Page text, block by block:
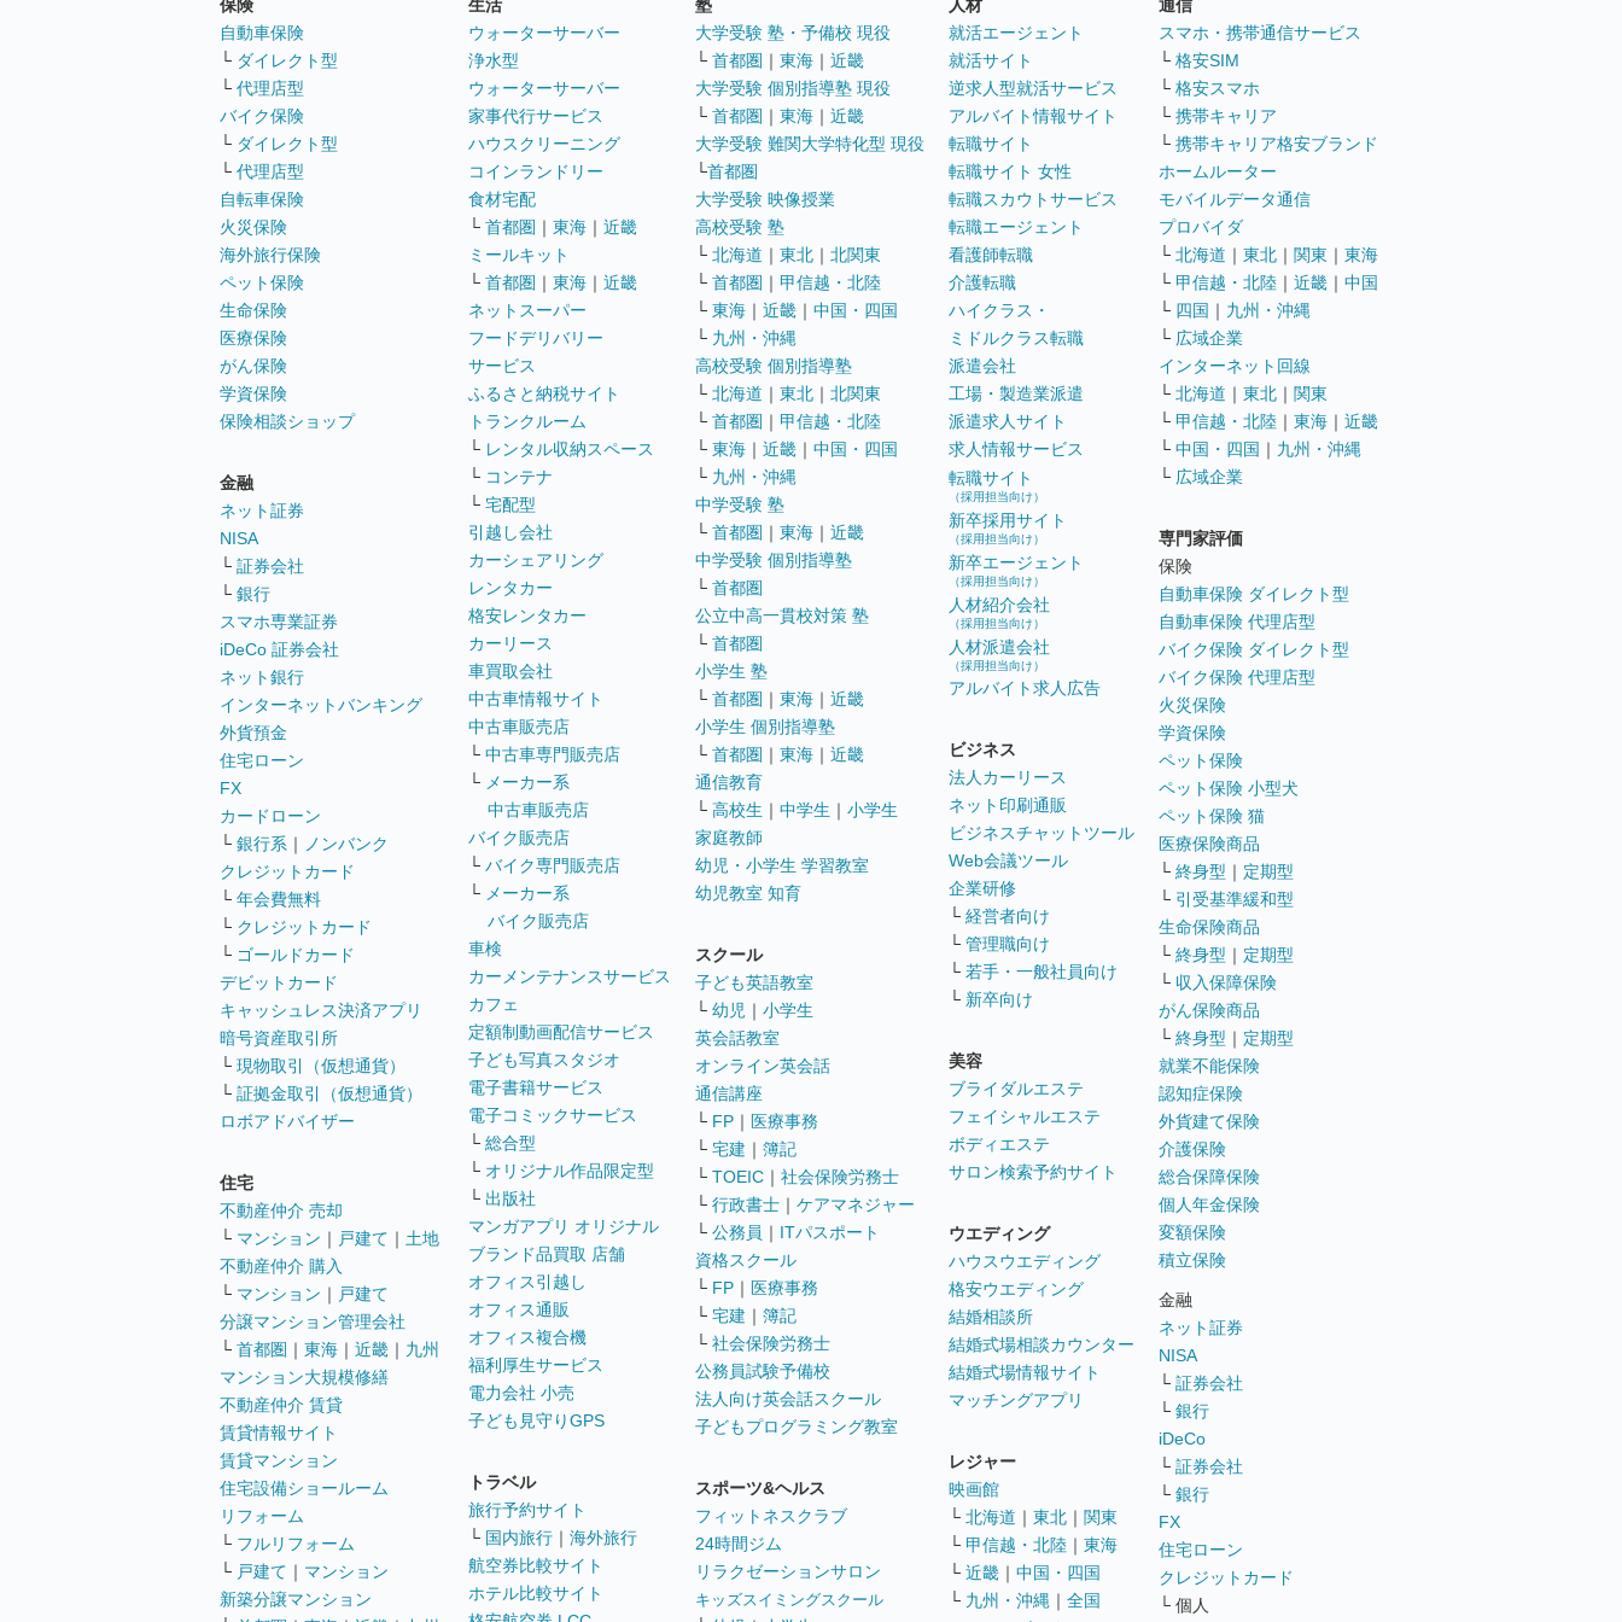
保険
自動車保険
└ ダイレクト型
└ 代理店型
バイク保険
└ ダイレクト型
└ 代理店型
自転車保険
火災保険
海外旅行保険
ペット保険
生命保険
医療保険
がん保険
学資保険
保険相談ショップ
金融
ネット証券
NISA
└ 証券会社
└ 銀行
スマホ専業証券
iDeCo 証券会社
ネット銀行
インターネットバンキング
外貨預金
住宅ローン
FX
カードローン
└ 銀行系 ｜
ノンバンク
クレジットカード
└ 年会費無料
└ クレジットカード
└ ゴールドカード
デビットカード
キャッシュレス決済アプリ
暗号資産取引所
└ 現物取引（仮想通貨）
└ 証拠金取引（仮想通貨）
ロボアドバイザー
住宅
不動産仲介 売却
└ マンション ｜ 戸建て ｜ 土地
不動産仲介 購入
└ マンション ｜ 戸建て
分譲マンション管理会社
└ 首都圏 ｜ 東海 ｜ 近畿 ｜ 九州
マンション大規模修繕
不動産仲介 賃貸
賃貸情報サイト
賃貸マンション
住宅設備ショールーム
リフォーム
└ フルリフォーム
└ 戸建て ｜ マンション
新築分譲マンション
生活
ウォーターサーバー
浄水型
ウォーターサーバー
家事代行サービス
ハウスクリーニング
コインランドリー
食材宅配
└ 首都圏 ｜ 東海 ｜ 近畿
ミールキット
└ 首都圏 ｜ 東海 ｜ 近畿
ネットスーパー
フードデリバリー
サービス
ふるさと納税サイト
トランクルーム
└ レンタル収納スペース
└ コンテナ
└ 宅配型
引越し会社
カーシェアリング
レンタカー
格安レンタカー
カーリース
車買取会社
中古車情報サイト
中古車販売店
└ 中古車専門販売店
└ メーカー系
中古車販売店
バイク販売店
└ バイク専門販売店
└ メーカー系
バイク販売店
車検
カーメンテナンスサービス
カフェ
定額制動画配信サービス
子ども写真スタジオ
電子書籍サービス
電子コミックサービス
└ 総合型
└ オリジナル作品限定型
└ 出版社
マンガアプリ オリジナル
ブランド品買取 店舗
オフィス引越し
オフィス通販
オフィス複合機
福利厚生サービス
電力会社 小売
子ども見守りGPS
トラベル
旅行予約サイト
└ 国内旅行 ｜ 海外旅行
航空券比較サイト
ホテル比較サイト
塾
大学受験 塾・予備校 現役
└ 首都圏 ｜ 東海 ｜ 近畿
大学受験 個別指導塾 現役
└ 首都圏 ｜ 東海 ｜ 近畿
大学受験 難関大学特化型 現役
└首都圏
大学受験 映像授業
高校受験 塾
└ 北海道 ｜ 東北 ｜ 北関東
└ 首都圏 ｜ 甲信越・北陸
└ 東海 ｜ 近畿 ｜ 中国・四国
└ 九州・沖縄
高校受験 個別指導塾
└ 北海道 ｜ 東北 ｜ 北関東
└ 首都圏 ｜ 甲信越・北陸
└ 東海 ｜ 近畿 ｜ 中国・四国
└ 九州・沖縄
中学受験 塾
└ 首都圏 ｜ 東海 ｜ 近畿
中学受験 個別指導塾
└ 首都圏
公立中高一貫校対策 塾
└ 首都圏
小学生 塾
└ 首都圏 ｜ 東海 ｜ 近畿
小学生 個別指導塾
└ 首都圏 ｜ 東海 ｜ 近畿
通信教育
└ 高校生 ｜ 中学生 ｜ 小学生
家庭教師
幼児・小学生 学習教室
幼児教室 知育
スクール
子ども英語教室
└ 幼児 ｜ 小学生
英会話教室
オンライン英会話
通信講座
└ FP ｜ 医療事務
└ 宅建 ｜ 簿記
└ TOEIC ｜ 社会保険労務士
└ 行政書士 ｜ ケアマネジャー
└ 公務員 ｜ ITパスポート
資格スクール
└ FP ｜ 医療事務
└ 宅建 ｜ 簿記
└ 社会保険労務士
公務員試験予備校
法人向け英会話スクール
子どもプログラミング教室
スポーツ&ヘルス
フィットネスクラブ
24時間ジム
リラクゼーションサロン
キッズスイミングスクール
人材
就活エージェント
就活サイト
逆求人型就活サービス
アルバイト情報サイト
転職サイト
転職サイト 女性
転職スカウトサービス
転職エージェント
看護師転職
介護転職
ハイクラス・
ミドルクラス転職
派遣会社
工場・製造業派遣
派遣求人サイト
求人情報サービス
転職サイト
（採用担当向け）
新卒採用サイト
（採用担当向け）
新卒エージェント
（採用担当向け）
人材紹介会社
（採用担当向け）
人材派遣会社
（採用担当向け）
アルバイト求人広告
ビジネス
法人カーリース
ネット印刷通販
ビジネスチャットツール
Web会議ツール
企業研修
└ 経営者向け
└ 管理職向け
└ 若手・一般社員向け
└ 新卒向け
美容
ブライダルエステ
フェイシャルエステ
ボディエステ
サロン検索予約サイト
ウエディング
ハウスウエディング
格安ウエディング
結婚相談所
結婚式場相談カウンター
結婚式場情報サイト
マッチングアプリ
レジャー
映画館
└ 北海道 ｜ 東北 ｜ 関東
└ 甲信越・北陸 ｜ 東海
└ 近畿 ｜ 中国・四国
└ 九州・沖縄 ｜ 全国
通信
スマホ・携帯通信サービス
└ 格安SIM
└ 格安スマホ
└ 携帯キャリア
└ 携帯キャリア格安ブランド
ホームルーター
モバイルデータ通信
プロバイダ
└ 北海道 ｜ 東北 ｜ 関東 ｜ 東海
└ 甲信越・北陸 ｜ 近畿 ｜ 中国
└ 四国 ｜ 九州・沖縄
└ 広域企業
インターネット回線
└ 北海道 ｜ 東北 ｜ 関東
└ 甲信越・北陸 ｜ 東海 ｜ 近畿
└ 中国・四国 ｜ 九州・沖縄
└ 広域企業
専門家評価
保険
自動車保険 ダイレクト型
自動車保険 代理店型
バイク保険 ダイレクト型
バイク保険 代理店型
火災保険
学資保険
ペット保険
ペット保険 小型犬
ペット保険 猫
医療保険商品
└ 終身型 ｜ 定期型
└ 引受基準緩和型
生命保険商品
└ 終身型 ｜ 定期型
└ 収入保障保険
がん保険商品
└ 終身型 ｜ 定期型
就業不能保険
認知症保険
外貨建て保険
介護保険
総合保障保険
個人年金保険
変額保険
積立保険
金融
ネット証券
NISA
└ 証券会社
└ 銀行
iDeCo
└ 証券会社
└ 銀行
FX
住宅ローン
クレジットカード
└ 個人